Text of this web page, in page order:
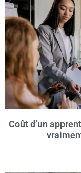
Coût d’un